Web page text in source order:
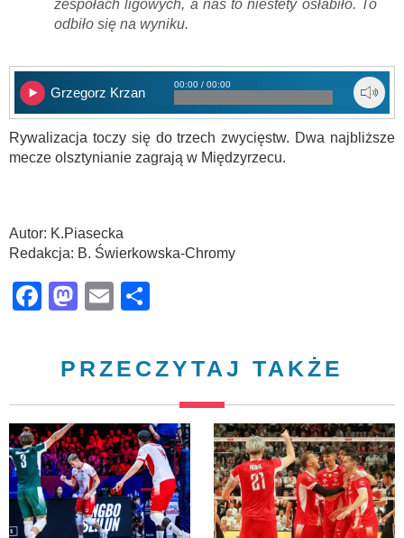
zespołach ligowych, a nas to niestety osłabiło. To
odbiło się na wyniku.
Grzegorz Krzan
00:00 / 00:00
Rywalizacja toczy się do trzech zwycięstw. Dwa najbliższe
mecze olsztynianie zagrają w Międzyrzecu.
Autor: K.Piasecka
Redakcja: B. Świerkowska-Chromy
Facebook
Mastodon
Email
PRZECZYTAJ TAKŻE